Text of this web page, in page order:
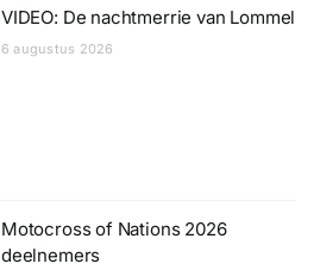
VIDEO: De nachtmerrie van Lommel
6 augustus 2026
Motocross of Nations 2026
deelnemers